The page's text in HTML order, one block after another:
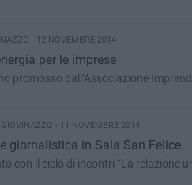
- 12 NOVEMBRE 2014
per le imprese
promosso dall’Associazione
GIOVINAZZO - 11 NOVEMBRE 2014
giornalistica in Sala San Felice
con il ciclo di incontri “La relazione